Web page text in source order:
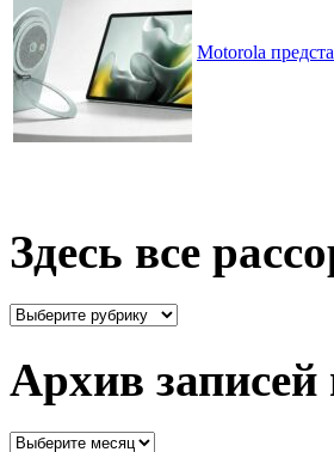
Motorola
Здесь все
Здесь
Архив
Архив